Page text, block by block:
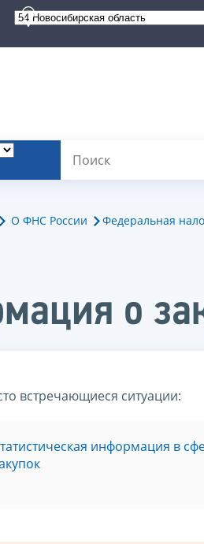
О ФНС России Федеральная
о
встречающиеся ситуации:
информация в